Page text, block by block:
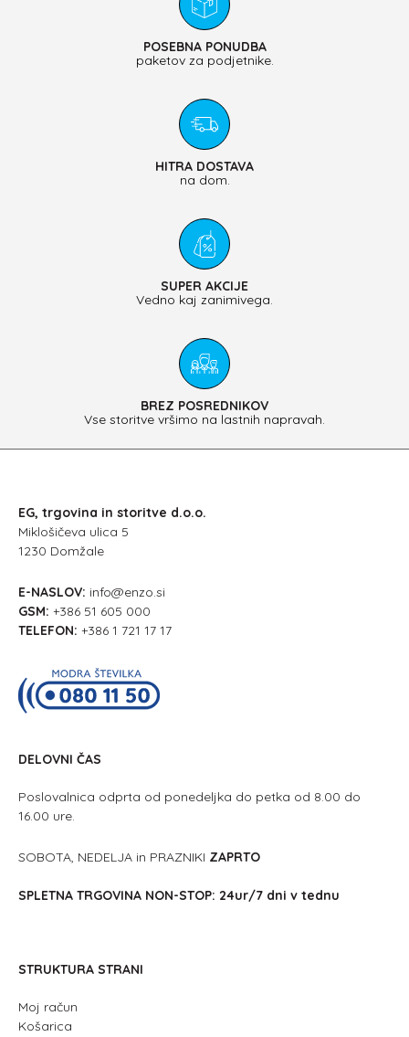
POSEBNA PONUDBA
paketov za podjetnike.
HITRA DOSTAVA
na dom.
SUPER AKCIJE
Vedno kaj zanimivega.
BREZ POSREDNIKOV
Vse storitve vršimo na lastnih napravah.
EG, trgovina in storitve d.o.o.
Miklošičeva ulica 5
1230 Domžale
E-NASLOV: info@enzo.si
GSM: +386 51 605 000
TELEFON: +386 1 721 17 17
DELOVNI ČAS
Poslovalnica odprta od ponedeljka do petka od 8.00 do
16.00 ure.
SOBOTA, NEDELJA in PRAZNIKI ZAPRTO
SPLETNA TRGOVINA NON-STOP: 24ur/7 dni v tednu
STRUKTURA STRANI
Moj račun
Košarica